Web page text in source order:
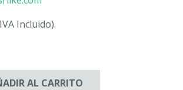
Incluido).
AL CARRITO